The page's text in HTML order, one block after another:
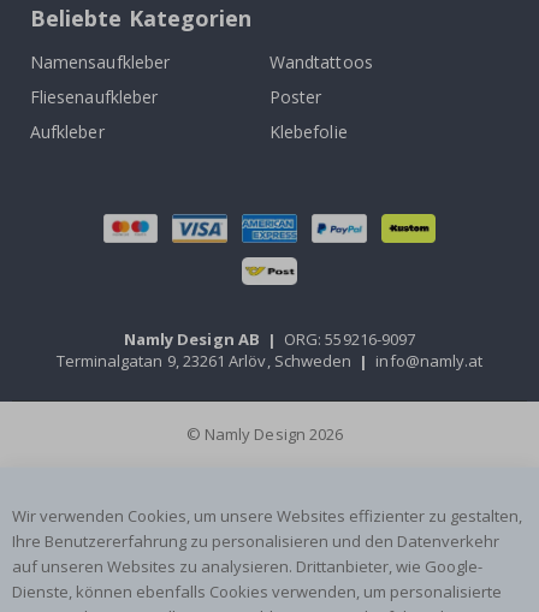
Beliebte Kategorien
Namensaufkleber
Wandtattoos
Fliesenaufkleber
Poster
Aufkleber
Klebefolie
Namly Design AB | ORG: 559216-9097
Terminalgatan 9, 23261 Arlöv, Schweden | info@namly.at
© Namly Design 2026
Wir verwenden Cookies, um unsere Websites effizienter zu gestalten,
Ihre Benutzererfahrung zu personalisieren und den Datenverkehr
auf unseren Websites zu analysieren. Drittanbieter, wie Google-
Dienste, können ebenfalls Cookies verwenden, um personalisierte